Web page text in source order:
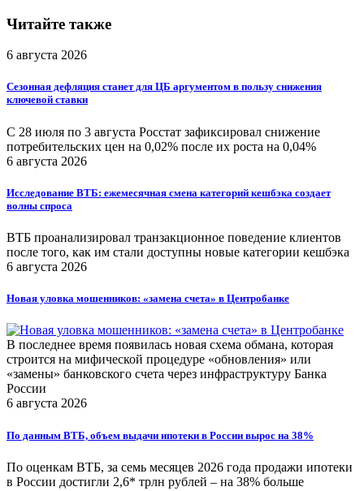
Читайте также
6 августа 2026
Сезонная дефляция станет для ЦБ аргументом в пользу снижения
ключевой ставки
С 28 июля по 3 августа Росстат зафиксировал снижение
потребительских цен на 0,02% после их роста на 0,04%
6 августа 2026
Исследование ВТБ: ежемесячная смена категорий кешбэка создает
волны спроса
ВТБ проанализировал транзакционное поведение клиентов
после того, как им стали доступны новые категории кешбэка
6 августа 2026
Новая уловка мошенников: «замена счета» в Центробанке
В последнее время появилась новая схема обмана, которая
строится на мифической процедуре «обновления» или
«замены» банковского счета через инфраструктуру Банка
России
6 августа 2026
По данным ВТБ, объем выдачи ипотеки в России вырос на 38%
По оценкам ВТБ, за семь месяцев 2026 года продажи ипотеки
в России достигли 2,6* трлн рублей – на 38% больше